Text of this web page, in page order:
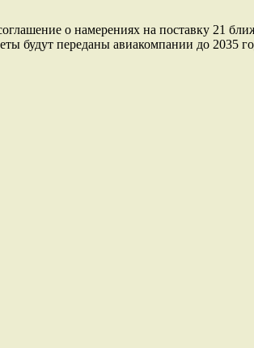
о намерениях на поставку 21
будут переданы авиакомпании до 2035